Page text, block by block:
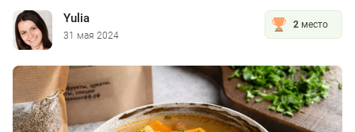
2 место
Yulia
31 мая 2024